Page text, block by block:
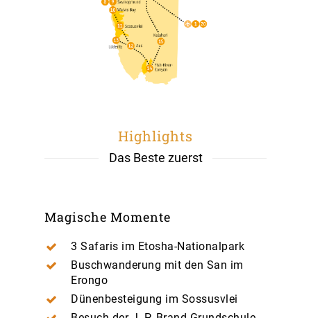
Highlights
Das Beste zuerst
Magische Momente
3 Safaris im Etosha-Nationalpark
Buschwanderung mit den San im
Erongo
Dünenbesteigung im Sossusvlei